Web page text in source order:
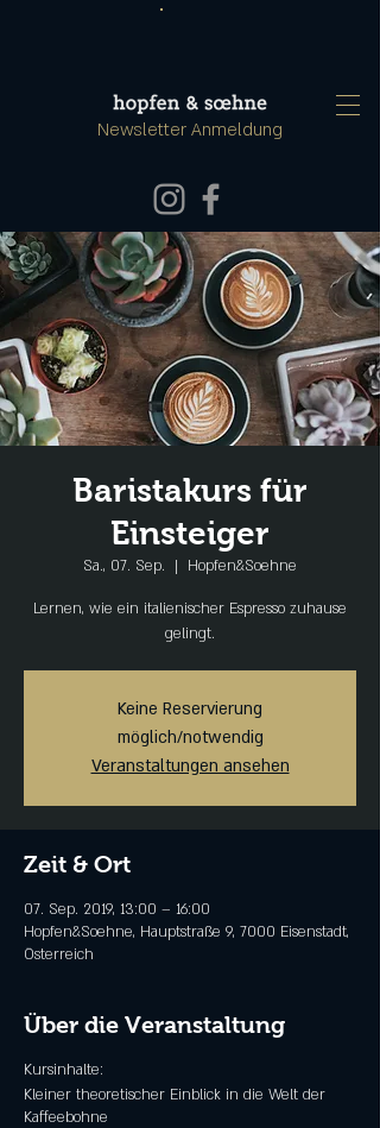
Newsletter Anmeldung
Baristakurs für
Einsteiger
Sa., 07. Sep.
  |
Hopfen&Soehne
Lernen, wie ein italienischer Espresso zuhause
gelingt.
Keine Reservierung
möglich/notwendig
Veranstaltungen ansehen
Zeit & Ort
07. Sep. 2019, 13:00 – 16:00
Hopfen&Soehne, Hauptstraße 9, 7000 Eisenstadt,
Österreich
Über die Veranstaltung
Kursinhalte:
Kleiner theoretischer Einblick in die Welt der
Kaffeebohne